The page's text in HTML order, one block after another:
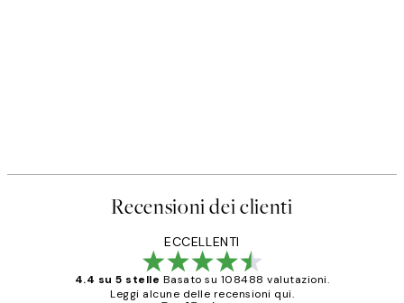
Recensioni dei clienti
ECCELLENTI
4.4 su 5 stelle Basato su 108488 valutazioni.
Leggi alcune delle recensioni qui.